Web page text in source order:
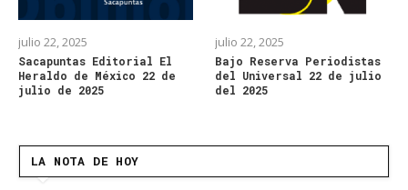
julio 22, 2025
Sacapuntas Editorial El
Heraldo de México 22 de
julio de 2025
julio 22, 2025
Bajo Reserva Periodistas
del Universal 22 de julio
del 2025
LA NOTA DE HOY